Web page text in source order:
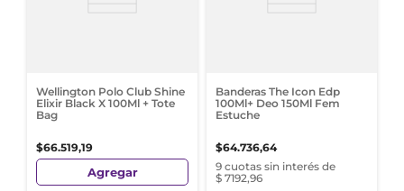
Wellington Polo Club Shine
Elixir Black X 100Ml + Tote
Bag
$66.519,19
Agregar
Banderas The Icon Edp
100Ml+ Deo 150Ml Fem
Estuche
$64.736,64
9 cuotas sin interés de
$ 7192,96